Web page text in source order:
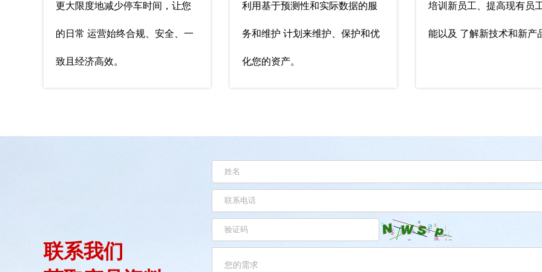
更大限度地减少停车时间，让您
的日常 运营始终合规、安全、一
致且经济高效。
利用基于预测性和实际数据的服
务和维护 计划来维护、保护和优
化您的资产。
培训新员工、提高现有员
能以及 了解新技术和新产
联系我们